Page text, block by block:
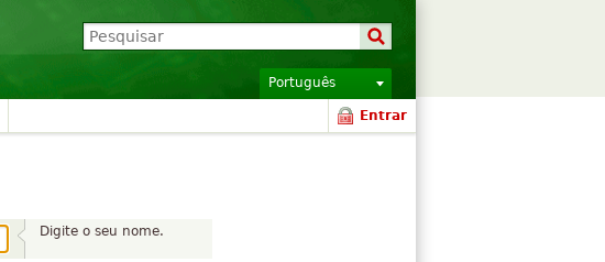
Português
Entrar
Digite o seu nome.